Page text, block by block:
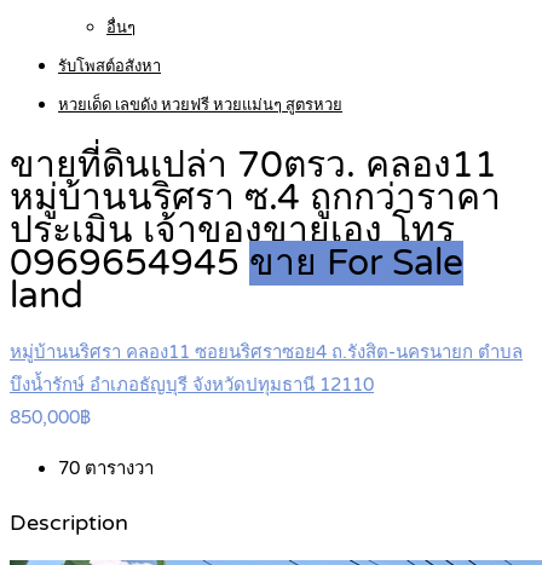
อื่นๆ
รับโพสต์อสังหา
หวยเด็ด เลขดัง หวยฟรี หวยแม่นๆ สูตรหวย
ขายที่ดินเปล่า 70ตรว. คลอง11
หมู่บ้านนริศรา ซ.4 ถูกกว่าราคา
ประเมิน เจ้าของขายเอง โทร
0969654945 ขาย For Sale
land
หมู่บ้านนริศรา คลอง11 ซอยนริศราซอย4 ถ.รังสิต-นครนายก ตำบล
บึงน้ำรักษ์ อำเภอธัญบุรี จังหวัดปทุมธานี 12110
850,000฿
70 ตารางวา
Description